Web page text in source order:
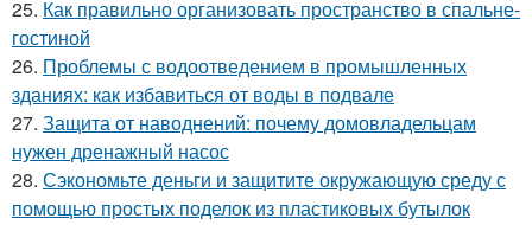
25. Как правильно организовать пространство в спальне-
гостиной
26. Проблемы с водоотведением в промышленных
зданиях: как избавиться от воды в подвале
27. Защита от наводнений: почему домовладельцам
нужен дренажный насос
28. Сэкономьте деньги и защитите окружающую среду с
помощью простых поделок из пластиковых бутылок